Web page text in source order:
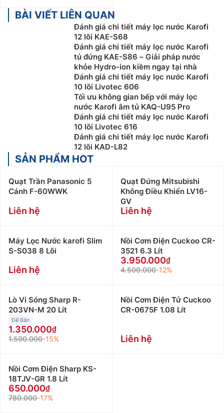
BÀI VIẾT LIÊN QUAN
Đánh giá chi tiết máy lọc nước Karofi
12 lõi KAE-S68
Đánh giá chi tiết máy lọc nước Karofi
tủ đứng KAE-S86 – Giải pháp nước
khỏe Hydro-ion kiềm ngay tại nhà
Đánh giá chi tiết máy lọc nước Karofi
10 lõi Livotec 606
Tối ưu không gian bếp với máy lọc
nước Karofi âm tủ KAQ-U95 Pro
Đánh giá chi tiết máy lọc nước Karofi
10 lõi Livotec 616
Đánh giá chi tiết máy lọc nước Karofi
12 lõi KAD-L82
SẢN PHẨM HOT
Quạt Trần Panasonic 5
Cánh F-60WWK
Liên hệ
Quạt Đứng Mitsubishi
Không Điều Khiển LV16-
GV
Liên hệ
Máy Lọc Nước karofi Slim
S-S038 8 Lõi
Liên hệ
Nồi Cơm Điện Cuckoo CR-
3521 6.3 Lít
3.950.000
4.500.000-12%
Lò Vi Sóng Sharp R-
203VN-M 20 Lít
Để Bàn
1.350.000
1.590.000-15%
Nồi Cơm Điện Tử Cuckoo
CR-0675F 1.08 Lít
Liên hệ
Nồi Cơm Điện Sharp KS-
18TJV-GR 1.8 Lít
650.000
780.000-17%